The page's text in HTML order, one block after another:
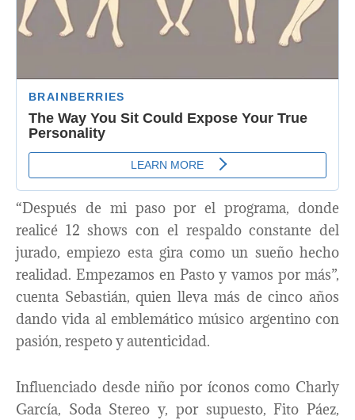
“Después de mi paso por el programa, donde
realicé 12 shows con el respaldo constante del
jurado, empiezo esta gira como un sueño hecho
realidad. Empezamos en Pasto y vamos por más”,
cuenta Sebastián, quien lleva más de cinco años
dando vida al emblemático músico argentino con
pasión, respeto y autenticidad.
Influenciado desde niño por íconos como Charly
García, Soda Stereo y, por supuesto, Fito Páez,